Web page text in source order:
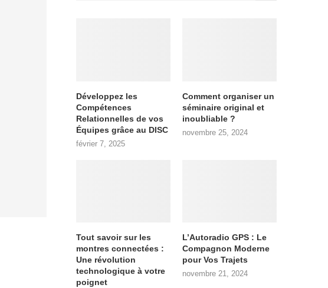
Développez les
Compétences
Relationnelles de vos
Équipes grâce au DISC
février 7, 2025
Comment organiser un
séminaire original et
inoubliable ?
novembre 25, 2024
Tout savoir sur les
montres connectées :
Une révolution
technologique à votre
poignet
L’Autoradio GPS : Le
Compagnon Moderne
pour Vos Trajets
novembre 21, 2024